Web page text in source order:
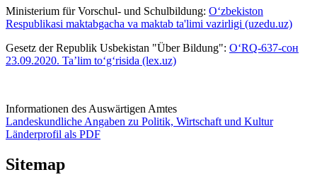
Ministerium für Vorschul- und Schulbildung: O‘zbekiston
Respublikasi maktabgacha va maktab ta'limi vazirligi (uzedu.uz)
Gesetz der Republik Usbekistan "Über Bildung": O‘RQ-637-сон
23.09.2020. Ta’lim to‘g‘risida (lex.uz)
Informationen des Auswärtigen Amtes
Landeskundliche Angaben zu Politik, Wirtschaft und Kultur
Länderprofil als PDF
Sitemap